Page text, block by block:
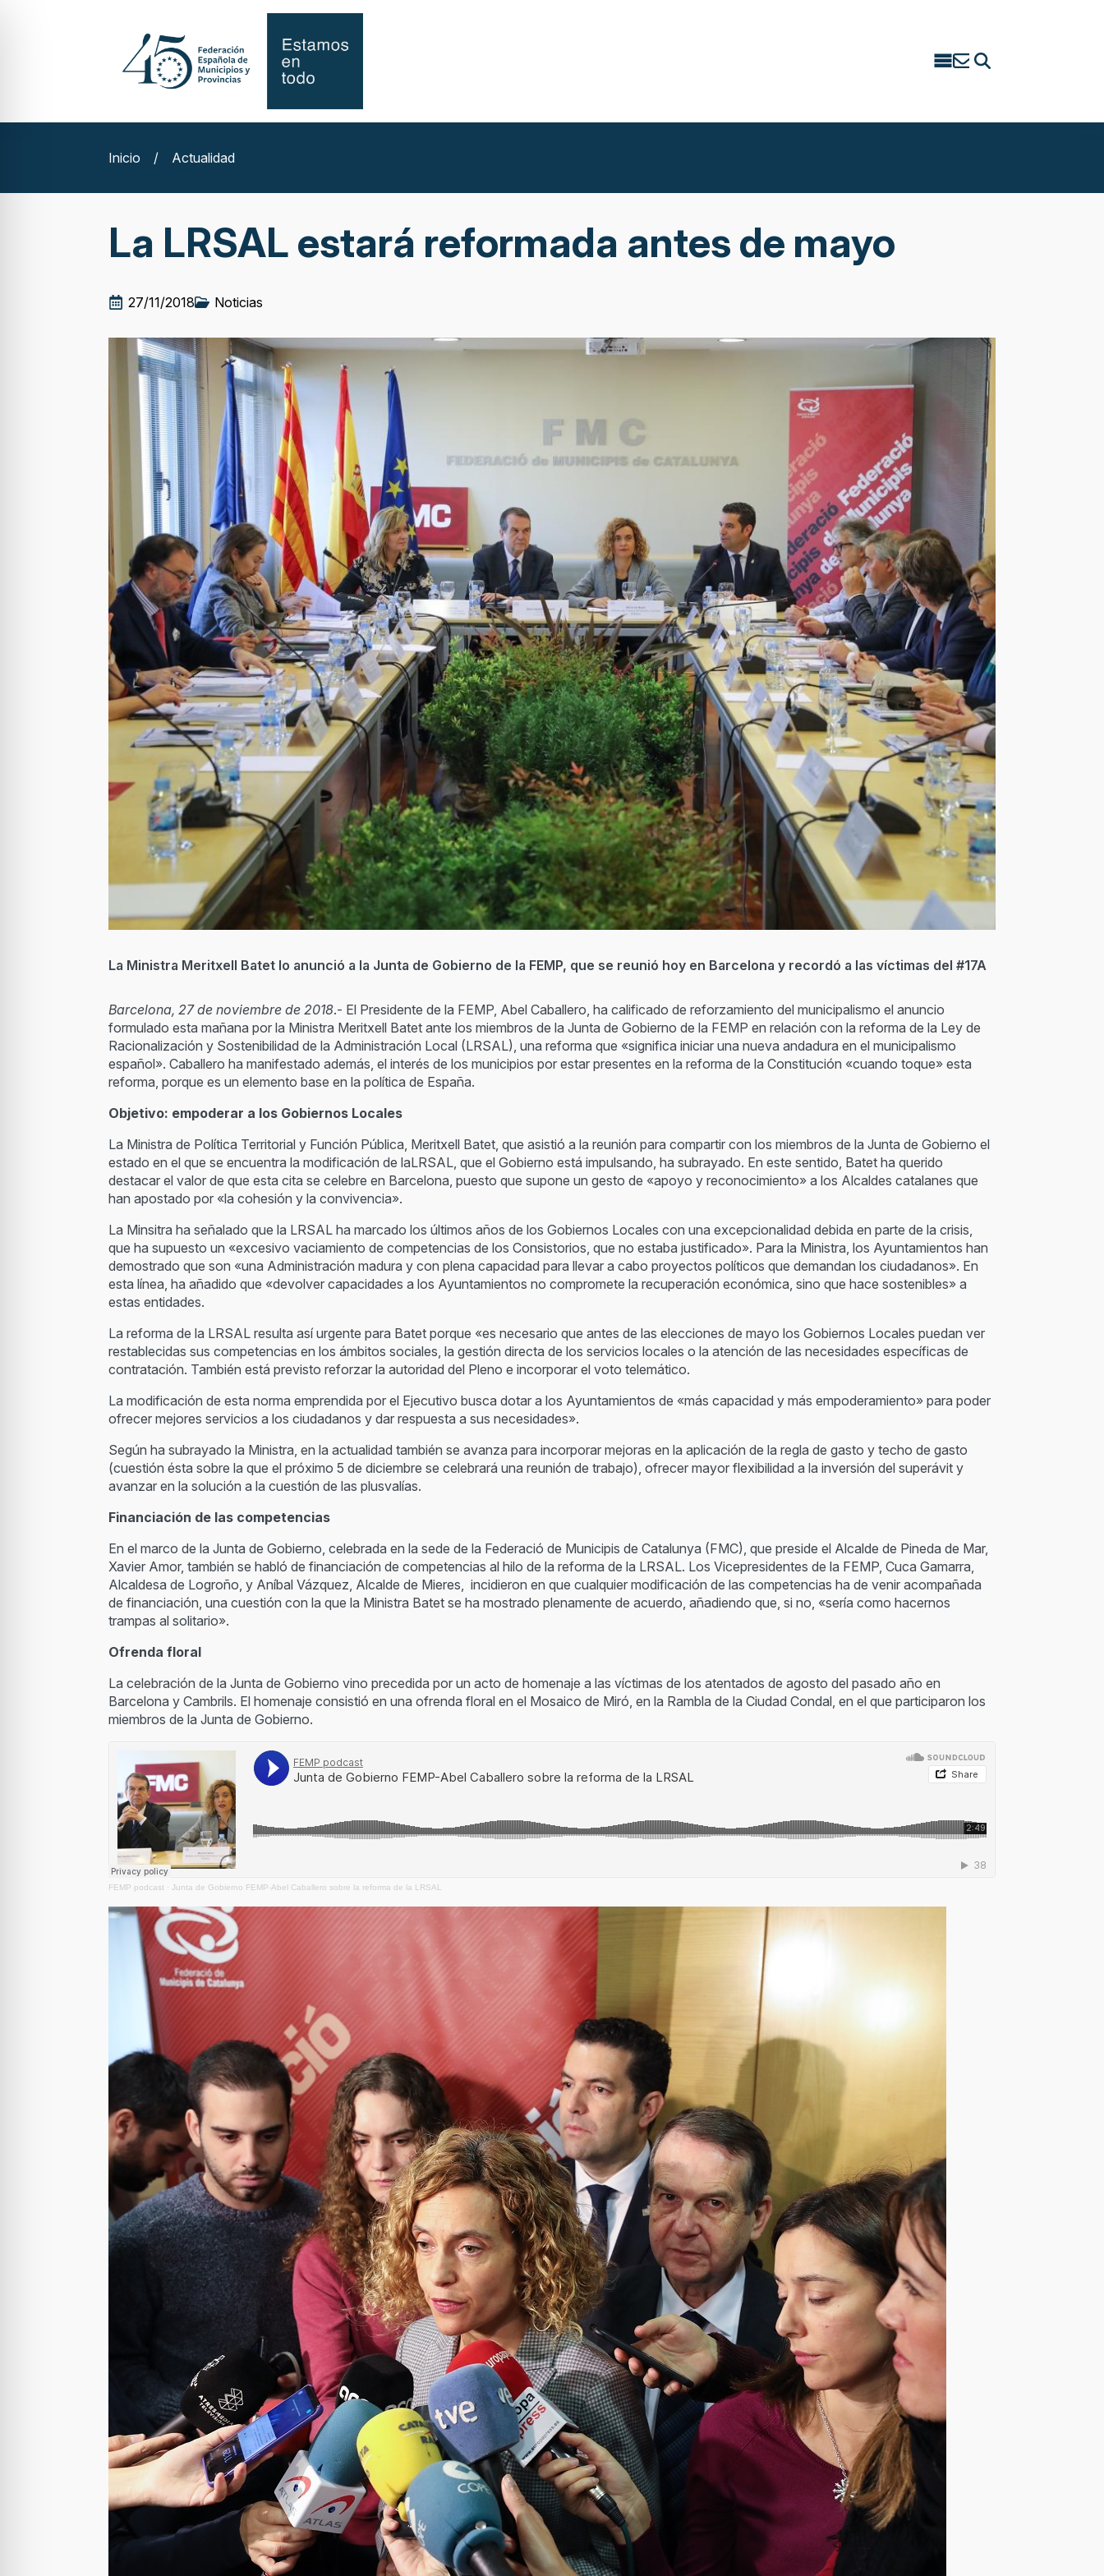
Inicio / Actualidad
La LRSAL estará reformada antes de mayo
27/11/2018 Noticias
La Ministra Meritxell Batet lo anunció a la Junta de Gobierno de la FEMP, que se reunió hoy en Barcelona y recordó a las víctimas del #17A
Barcelona, 27 de noviembre de 2018.- El Presidente de la FEMP, Abel Caballero, ha calificado de reforzamiento del municipalismo el anuncio
formulado esta mañana por la Ministra Meritxell Batet ante los miembros de la Junta de Gobierno de la FEMP en relación con la reforma de la Ley de
Racionalización y Sostenibilidad de la Administración Local (LRSAL), una reforma que «significa iniciar una nueva andadura en el municipalismo
español». Caballero ha manifestado además, el interés de los municipios por estar presentes en la reforma de la Constitución «cuando toque» esta
reforma, porque es un elemento base en la política de España.
Objetivo: empoderar a los Gobiernos Locales
La Ministra de Política Territorial y Función Pública, Meritxell Batet, que asistió a la reunión para compartir con los miembros de la Junta de Gobierno el
estado en el que se encuentra la modificación de laLRSAL, que el Gobierno está impulsando, ha subrayado. En este sentido, Batet ha querido
destacar el valor de que esta cita se celebre en Barcelona, puesto que supone un gesto de «apoyo y reconocimiento» a los Alcaldes catalanes que
han apostado por «la cohesión y la convivencia».
La Minsitra ha señalado que la LRSAL ha marcado los últimos años de los Gobiernos Locales con una excepcionalidad debida en parte de la crisis,
que ha supuesto un «excesivo vaciamiento de competencias de los Consistorios, que no estaba justificado». Para la Ministra, los Ayuntamientos han
demostrado que son «una Administración madura y con plena capacidad para llevar a cabo proyectos políticos que demandan los ciudadanos». En
esta línea, ha añadido que «devolver capacidades a los Ayuntamientos no compromete la recuperación económica, sino que hace sostenibles» a
estas entidades.
La reforma de la LRSAL resulta así urgente para Batet porque «es necesario que antes de las elecciones de mayo los Gobiernos Locales puedan ver
restablecidas sus competencias en los ámbitos sociales, la gestión directa de los servicios locales o la atención de las necesidades específicas de
contratación. También está previsto reforzar la autoridad del Pleno e incorporar el voto telemático.
La modificación de esta norma emprendida por el Ejecutivo busca dotar a los Ayuntamientos de «más capacidad y más empoderamiento» para poder
ofrecer mejores servicios a los ciudadanos y dar respuesta a sus necesidades».
Según ha subrayado la Ministra, en la actualidad también se avanza para incorporar mejoras en la aplicación de la regla de gasto y techo de gasto
(cuestión ésta sobre la que el próximo 5 de diciembre se celebrará una reunión de trabajo), ofrecer mayor flexibilidad a la inversión del superávit y
avanzar en la solución a la cuestión de las plusvalías.
Financiación de las competencias
En el marco de la Junta de Gobierno, celebrada en la sede de la Federació de Municipis de Catalunya (FMC), que preside el Alcalde de Pineda de Mar,
Xavier Amor, también se habló de financiación de competencias al hilo de la reforma de la LRSAL. Los Vicepresidentes de la FEMP, Cuca Gamarra,
Alcaldesa de Logroño, y Aníbal Vázquez, Alcalde de Mieres, incidieron en que cualquier modificación de las competencias ha de venir acompañada
de financiación, una cuestión con la que la Ministra Batet se ha mostrado plenamente de acuerdo, añadiendo que, si no, «sería como hacernos
trampas al solitario».
Ofrenda floral
La celebración de la Junta de Gobierno vino precedida por un acto de homenaje a las víctimas de los atentados de agosto del pasado año en
Barcelona y Cambrils. El homenaje consistió en una ofrenda floral en el Mosaico de Miró, en la Rambla de la Ciudad Condal, en el que participaron los
miembros de la Junta de Gobierno.
FEMP podcast · Junta de Gobierno FEMP-Abel Caballero sobre la reforma de la LRSAL